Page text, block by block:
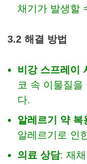
채기가 발생할
3.2 해결 방법
비강 스프레이
코 속 이물질을
다.
알레르기 약 복
알레르기로 인
의료 상담: 재